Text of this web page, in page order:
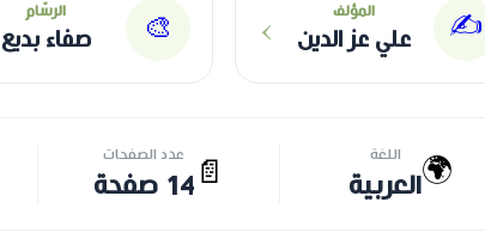
✍️ المؤلف
علي عز الدين ›
🎨
الرسّام
صفاء بديع
🌍 اللغة
العربية 📄
عدد الصفحات
14 صفحة